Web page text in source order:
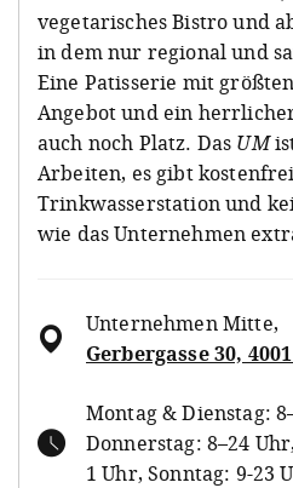
vegetarisches Bistro und
in dem nur regional und
Eine Patisserie mit
Angebot und ein
auch noch Platz. Das UM
Arbeiten, es gibt
Trinkwasserstation und
wie das Unternehmen
Unternehmen Mitte,
Gerbergasse 30,
Montag & Dienstag:
Donnerstag: 8–24
1 Uhr, Sonntag: 9-23